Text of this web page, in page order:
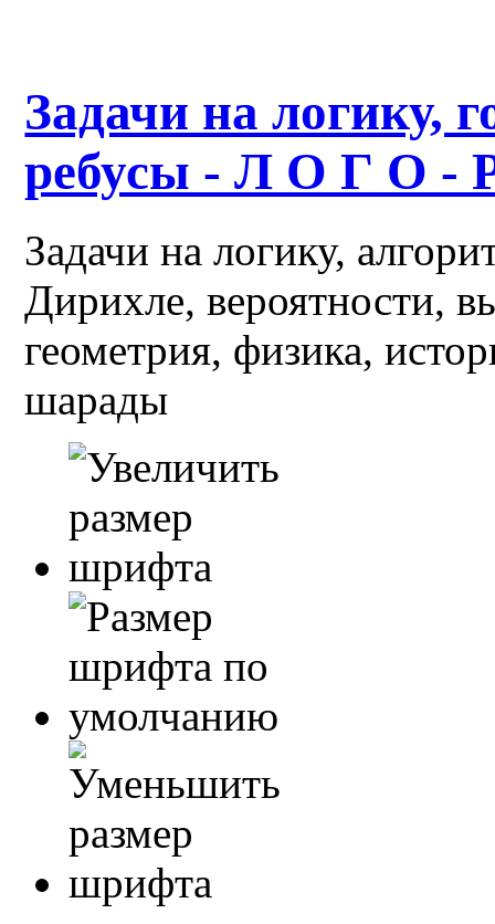
Задачи на логику,
ребусы - Л О Г О -
Задачи на логику,
Дирихле, вероятности,
геометрия, физика,
шарады